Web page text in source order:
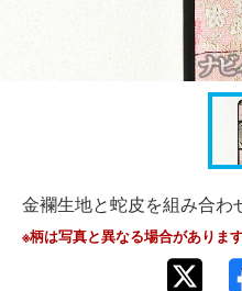
金襴生地と蛇皮を組み合わ
※柄は写真と異なる場合があります